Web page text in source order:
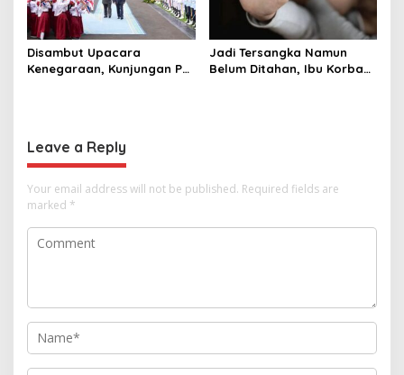
Disambut Upacara
Kenegaraan, Kunjungan PM
Jadi Tersangka Namun
Belum Ditahan, Ibu Korban
Leave a Reply
Your email address will not be published. Required fields are
marked *